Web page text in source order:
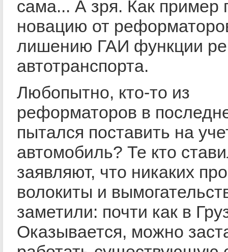
сама... А зря. Как пример
новацию от
лишению ГАИ функции
автотранспорта.
Любопытно, кто-то из
реформаторов в
пытался поставить на
автомобиль? Те кто
заявляют, что никаких
волокиты и
заметили: почти как в
Оказывается, можно